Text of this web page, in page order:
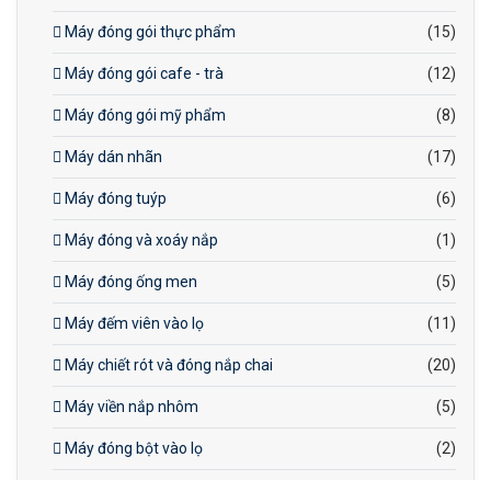
Máy đóng gói thực phẩm (15)
Máy đóng gói cafe - trà (12)
Máy đóng gói mỹ phẩm (8)
Máy dán nhãn (17)
Máy đóng tuýp (6)
Máy đóng và xoáy nắp (1)
Máy đóng ống men (5)
Máy đếm viên vào lọ (11)
Máy chiết rót và đóng nắp chai (20)
Máy viền nắp nhôm (5)
Máy đóng bột vào lọ (2)